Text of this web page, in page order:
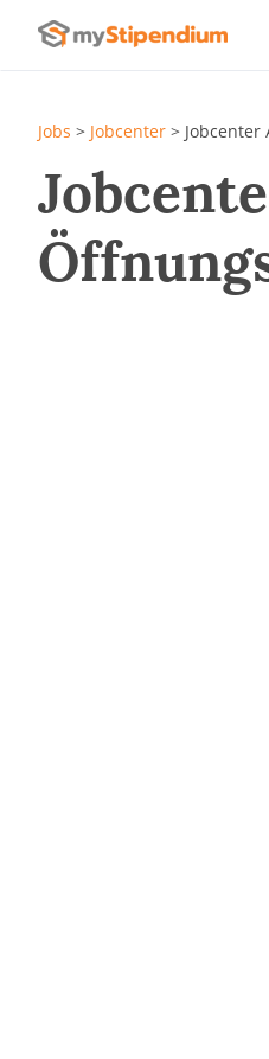
Jobs > Jobcenter > Jobcenter